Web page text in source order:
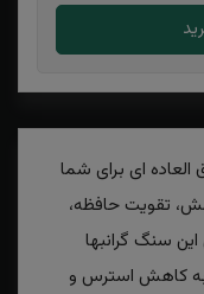
ای برای شما
تقویت حافظه،
سنگ گرانبها
کاهش استرس و